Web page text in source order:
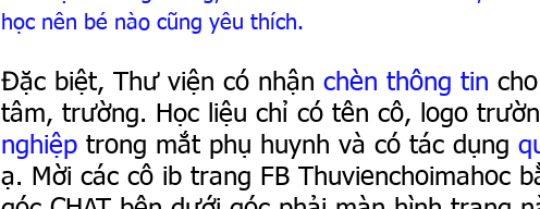
học nên bé nào cũng yêu thích.
Đặc biệt, Thư viện có nhận chèn thông tin
tâm, trường. Học liệu chỉ có tên cô, logo
nghiệp trong mắt phụ huynh và có tác dụng
ạ. Mời các cô ib trang FB Thuvienchoimahoc